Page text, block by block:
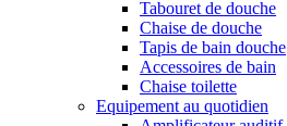
Tabouret de douche
Chaise de douche
Tapis de bain douche
Accessoires de bain
Chaise toilette
Equipement au quotidien